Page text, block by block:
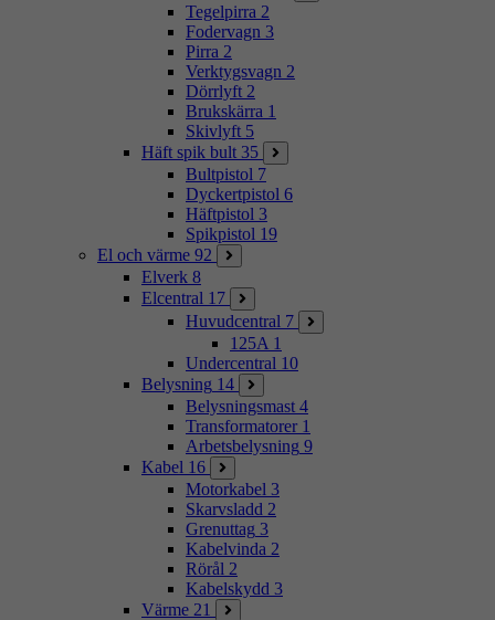
Tegelpirra 2
Fodervagn 3
Pirra 2
Verktygsvagn 2
Dörrlyft 2
Brukskärra 1
Skivlyft 5
Häft spik bult 35
Bultpistol 7
Dyckertpistol 6
Häftpistol 3
Spikpistol 19
El och värme 92
Elverk 8
Elcentral 17
Huvudcentral 7
125A 1
Undercentral 10
Belysning 14
Belysningsmast 4
Transformatorer 1
Arbetsbelysning 9
Kabel 16
Motorkabel 3
Skarvsladd 2
Grenuttag 3
Kabelvinda 2
Rörål 2
Kabelskydd 3
Värme 21